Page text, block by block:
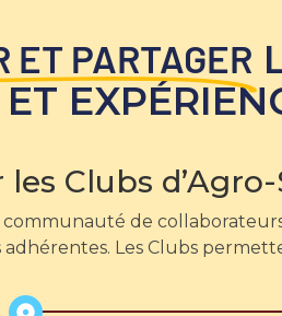
ET PARTAGER
Clubs
de
Les Clubs